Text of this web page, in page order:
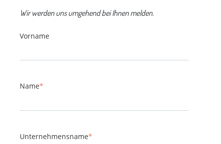
Wir werden uns umgehend bei Ihnen melden.
Vorname
Name*
Unternehmensname*